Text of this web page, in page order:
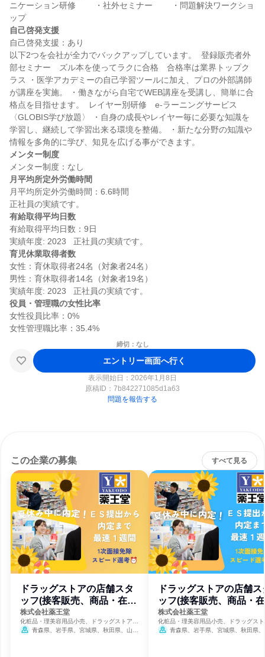
ニケーション研修 　　・社外セミナー 　　・問題解決ワークショ
自己啓発支援
自己啓発支援：あり
以下2つを会社が全力でバックアップしています。  登録販売者外
部セミナー　ズル本を使ってラクに合格　合格率は業界トップク
ラス ・医学アカデミーの自己学習ツールに加え、プロの外部講師
が講座を実施。 ・働きながら自宅でWEB講座を受講し、簡単に合
格点を目指せます。  レイヤー別研修　e-ラーニングサービス
〈GLOBIS学び放題〉 ・自身の成長やレイヤー毎に必要な知識を
学習し、継続して学習出来る環境を整備。 ・新たな分野の知識や
メンター制度
月平均所定外労働時間
月平均所定外労働時間：6.6時間
有給取得平均日数
有給取得平均日数：9日
育児休業取得者数
女性：育休取得者24名（対象者24名）
男性：育休取得者14名（対象者19名）
役員・管理職の女性比率
女性役員比率：0%
締切：なし
エントリー画面へ行く
表示開始日：2026年1月8日
原稿ID： 7b842271085d1a63
問題を報告する
この企業の募集 すべて見る
ドラッグストアの店舗スタ
ッフ(接客販売、商品・在庫
管理等)
株式会社薬王堂
化粧品・理美容用品小売、ドラッグストア、
総合スーパー
青森県、岩手県、宮城県、秋田県、山形
ドラッグストアの店舗ス
ッフ(接客販売、商品・
管理等)
株式会社薬王堂
化粧品・理美容用品小売、ドラッグス
総合スーパー
青森県、岩手県、宮城県、秋田県